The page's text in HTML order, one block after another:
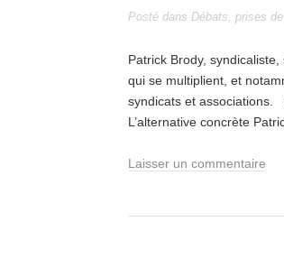
Posté dans Débats, prises
Patrick Brody,
qui se multiplient, et
syndicats et associations.
L’alternative concrète
Laisser un commentaire